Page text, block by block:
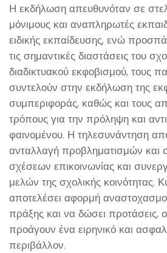
Η εκδήλωση απευθυνόταν σε
μόνιμους και αναπληρωτές
ειδικής εκπαίδευσης, ενώ
τις σημαντικές διαστάσεις του
διαδικτυακού εκφοβισμού, τους
συντελούν στην εκδήλωση της
συμπεριφοράς, καθώς και τους
τρόπους για την πρόληψη και
φαινομένου. Η τηλεσυνάντηση
ανταλλαγή προβληματισμών και
σχέσεων επικοινωνίας και
μελών της σχολικής κοινότητας.
αποτελέσει αφορμή
πράξης και να δώσει προτάσεις,
προάγουν ένα ειρηνικό και
περιβάλλον.